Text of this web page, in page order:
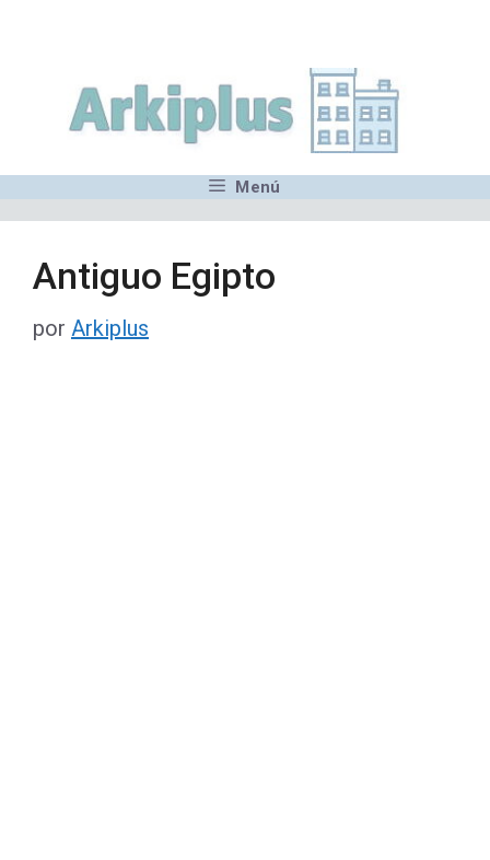
contenido
Menú
Antiguo Egipto
por Arkiplus